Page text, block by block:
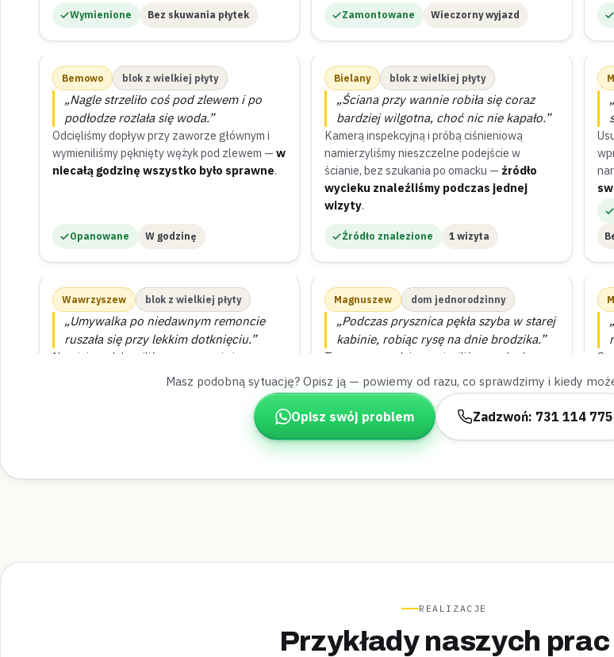
Wymienione Bez skuwania płytek Zamontowane Wieczorny wyjazd
Bemowo blok z wielkiej płyty
„Nagle strzeliło coś pod zlewem i po
podłodze rozlała się woda.”
Odcięliśmy dopływ przy zaworze głównym i
wymieniliśmy pęknięty wężyk pod zlewem — w
niecałą godzinę wszystko było sprawne.
Opanowane W godzinę
Bielany blok z wielkiej płyty
„Ściana przy wannie robiła się coraz
bardziej wilgotna, choć nic nie kapało.”
Kamerą inspekcyjną i próbą ciśnieniową
namierzyliśmy nieszczelne podejście w
ścianie, bez szukania po omacku — źródło
wycieku znaleźliśmy podczas jednej
wizyty.
Źródło znalezione 1 wizyta
Wawrzyszew blok z wielkiej płyty
„Umywalka po niedawnym remoncie
ruszała się przy lekkim dotknięciu.”
Na miejscu dokręciliśmy mocowanie i
wypoziomowaliśmy stelaż pod umywalką —
umywalka stoi teraz stabilnie
Diagnoza na miejscu
Magnuszew dom jednorodzinny
„Podczas prysznica pękła szyba w starej
kabinie, robiąc rysę na dnie brodzika.”
Tego samego dnia wymieniliśmy uszkodzoną
szybę i ponownie uszczelniliśmy próg kabiny
silikonem —prysznic znów jest szczelny.
Tego samego dnia
Masz podobną sytuację? Opisz ją — powiemy od razu, co sprawdzimy i kiedy
Opisz swój problem Zadzwoń: 731 114 775
REALIZACJE
Przykłady naszych prac